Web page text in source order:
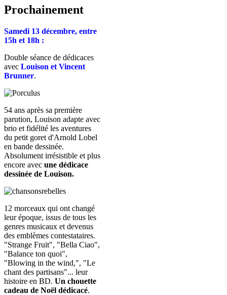
Prochainement
Samedi 13 décembre, entre
15h et 18h :
Double séance de dédicaces
avec Louison et Vincent
Brunner.
54 ans après sa première
parution, Louison adapte avec
brio et fidélité les aventures
du petit goret d'Arnold Lobel
en bande dessinée.
Absolument irrésistible et plus
encore avec une dédicace
dessinée de Louison.
12 morceaux qui ont changé
leur époque, issus de tous les
genres musicaux et devenus
des emblèmes contestataires.
"Strange Fruit", "Bella Ciao",
"Balance ton quoi",
"Blowing in the wind,", "Le
chant des partisans"... leur
histoire en BD. Un chouette
cadeau de Noël dédicacé.